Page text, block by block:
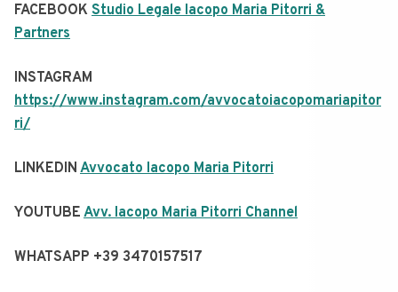
FACEBOOK Studio Legale Iacopo Maria Pitorri &
Partners
INSTAGRAM
https://www.instagram.com/avvocatoiacopomariapitor
ri/
LINKEDIN Avvocato Iacopo Maria Pitorri
YOUTUBE ​​ Avv. Iacopo Maria Pitorri Channel
WHATSAPP +39 3470157517